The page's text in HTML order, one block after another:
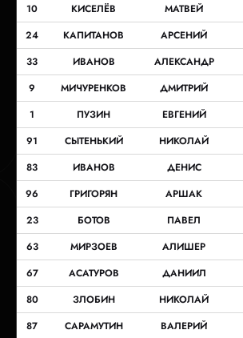
10
КИСЕЛЁВ МАТВЕЙ
24
КАПИТАНОВ АРСЕНИЙ
33
ИВАНОВ АЛЕКСАНДР
9
МИЧУРЕНКОВ ДМИТРИЙ
1
ПУЗИН ЕВГЕНИЙ
91
СЫТЕНЬКИЙ НИКОЛАЙ
83
ИВАНОВ ДЕНИС
96
ГРИГОРЯН АРШАК
23
БОТОВ ПАВЕЛ
63
МИРЗОЕВ АЛИШЕР
67
АСАТУРОВ ДАНИИЛ
80
ЗЛОБИН НИКОЛАЙ
87
САРАМУТИН ВАЛЕРИЙ